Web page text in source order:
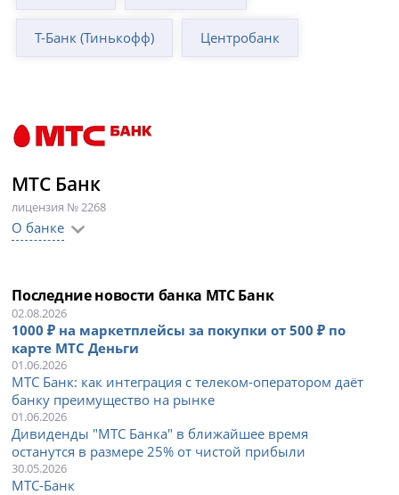
Т-Банк (Тинькофф) Центробанк
МТС Банк
лицензия № 2268
О банке
Последние новости банка МТС Банк
02.08.2026
1000 ₽ на маркетплейсы за покупки от 500 ₽ по
карте МТС Деньги
01.06.2026
МТС Банк: как интеграция с телеком-оператором даёт
банку преимущество на рынке
01.06.2026
Дивиденды "МТС Банка" в ближайшее время
останутся в размере 25% от чистой прибыли
30.05.2026
МТС-Банк